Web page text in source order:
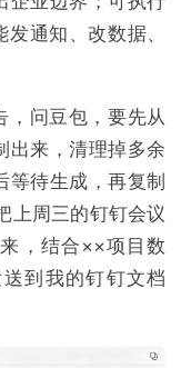
通知、改数据、
，问豆包，要先从
出来，清理掉多余
等待生成，再复制
上周三的钉钉会议
，结合××项目数
到我的钉钉文档